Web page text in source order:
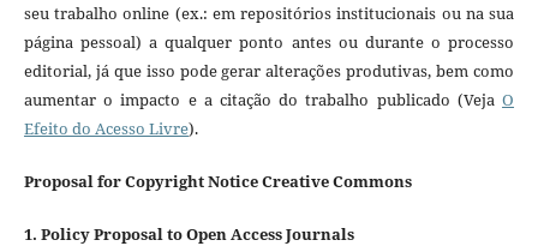
seu trabalho online (ex.: em repositórios institucionais ou na sua
página pessoal) a qualquer ponto antes ou durante o processo
editorial, já que isso pode gerar alterações produtivas, bem como
aumentar o impacto e a citação do trabalho publicado (VejaO
Efeito do Acesso Livre).
Proposal for Copyright Notice Creative Commons
1. Policy Proposal to Open Access Journals